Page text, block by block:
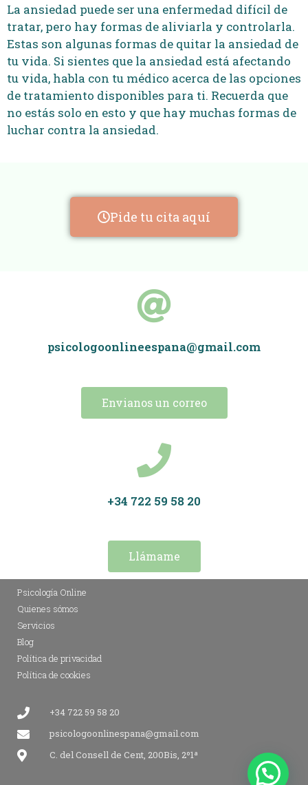
La ansiedad puede ser una enfermedad difícil de
tratar, pero hay formas de aliviarla y controlarla.
Estas son algunas formas de quitar la ansiedad de
tu vida. Si sientes que la ansiedad está afectando
tu vida, habla con tu médico acerca de las opciones
de tratamiento disponibles para ti. Recuerda que
no estás solo en esto y que hay muchas formas de
luchar contra la ansiedad.
Pide tu cita aquí
psicologoonlineespana@gmail.com
Envianos un correo
+34 722 59 58 20
Llámame
Psicología Online
Quienes sómos
Servicios
Blog
Política de privacidad
Política de cookies
+34 722 59 58 20
psicologoonlinespana@gmail.com​
C. del Consell de Cent, 200Bis, 2º1ª